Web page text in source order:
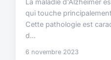
La maladie d'Alzheimer
qui touche
Cette pathologie est
d...
6 novembre 2023